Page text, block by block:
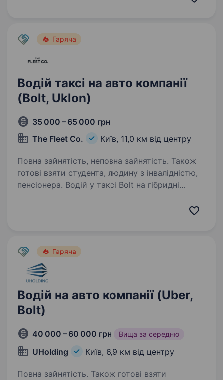
Гаряча
Водій таксі на авто компанії
(Bolt, Uklon)
35 000 – 65 000 грн
The Fleet Co.
Київ, 11,0 км від центру
Повна зайнятість, неповна зайнятість. Також
готові взяти студента, людину з інвалідністю,
пенсіонера. Водій у таксі Bolt на гібридні
та економні гібридні авто: Toyota…
Гаряча
Водій на авто компанії (Uber,
Bolt)
40 000 – 60 000 грн Вища за середню
UHolding Київ, 6,9 км від центру
Повна зайнятість. Також готові взяти